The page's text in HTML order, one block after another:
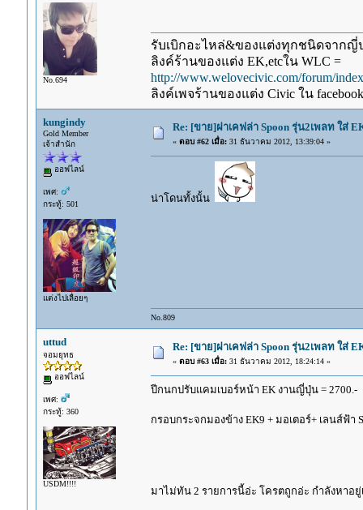
No.694
รับเบิกอะไหล่&ของแต่งทุกชนิดจากญี่
ลิงค์ร้านของแต่ง EK,etcใน WLC =
http://www.welovecivic.com/forum/
ลิงค์เพจร้านของแต่ง Civic ใน
kungindy
Gold Member
เจ้าสำนัก
ออฟไลน์
เพศ:
กระทู้: 501
แต่งไปเลื่อยๆ
Re: [ขาย]ฝาเคฟล่า Spoon รุ่น2เพลท ใส่
« ตอบ #62 เมื่อ:31 ธันวาคม 2012, 13:39:04 »
น่าโดนทั้งนั้น
No.809
uttud
จอมยุทธ
ออฟไลน์
เพศ:
กระทู้: 360
USDM!!!!
Re: [ขาย]ฝาเคฟล่า Spoon รุ่น2เพลท ใส่
« ตอบ #63 เมื่อ:31 ธันวาคม 2012, 18:24:14 »
ปีกนกปรับแคมเบอร์หน้า EK งานญี่ปุ่น =
กรอบกระจกมองข้าง EK9 + มอเตอร์+ เลนส์ฟ้า
มาไม่ทัน 2 รายการนี้อ่ะ โครตถูกอ่ะ กำลังหาอ